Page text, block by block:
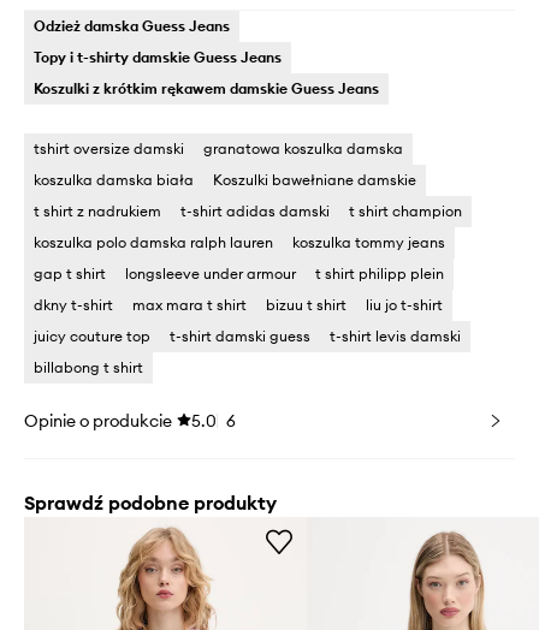
Odzież damska Guess Jeans
Topy i t-shirty damskie Guess Jeans
Koszulki z krótkim rękawem damskie Guess Jeans
tshirt oversize damski
granatowa koszulka damska
koszulka damska biała
Koszulki bawełniane damskie
t shirt z nadrukiem
t-shirt adidas damski
t shirt champion
koszulka polo damska ralph lauren
koszulka tommy jeans
gap t shirt
longsleeve under armour
t shirt philipp plein
dkny t-shirt
max mara t shirt bizuu t shirt
liu jo t-shirt
juicy couture top
t-shirt damski guess
t-shirt levis damski
billabong t shirt
Opinie o produkcie 5.0 6
Sprawdź podobne produkty